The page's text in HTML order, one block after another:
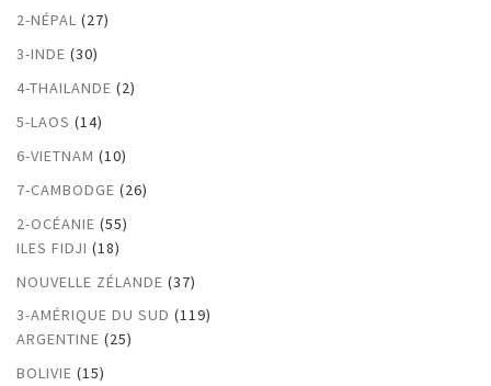
2-NÉPAL (27)
3-INDE (30)
4-THAILANDE (2)
5-LAOS (14)
6-VIETNAM (10)
7-CAMBODGE (26)
2-OCÉANIE (55)
ILES FIDJI (18)
NOUVELLE ZÉLANDE (37)
3-AMÉRIQUE DU SUD (119)
ARGENTINE (25)
BOLIVIE (15)